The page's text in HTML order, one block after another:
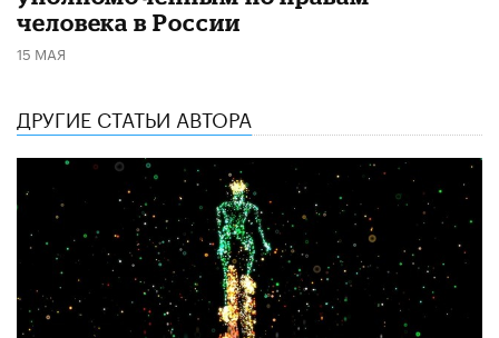
человека в России
15 МАЯ
ДРУГИЕ СТАТЬИ АВТОРА